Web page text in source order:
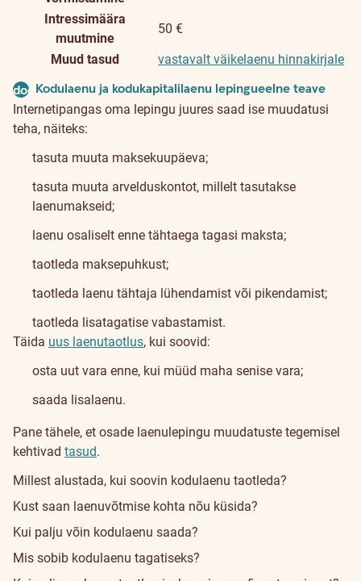
Intressimäära
muutmine
50 €
Muud tasud
vastavalt väikelaenu hinnakirjale
document
Kodulaenu ja kodukapitalilaenu lepingueelne teave
Internetipangas oma lepingu juures saad ise muudatusi
teha, näiteks:
tasuta muuta maksekuupäeva;
tasuta muuta arvelduskontot, millelt tasutakse
laenumakseid;
laenu osaliselt enne tähtaega tagasi maksta;
taotleda maksepuhkust;
taotleda laenu tähtaja lühendamist või pikendamist;
taotleda lisatagatise vabastamist.
Täida uus laenutaotlus, kui soovid:
osta uut vara enne, kui müüd maha senise vara;
saada lisalaenu.
Pane tähele, et osade laenulepingu muudatuste tegemisel
kehtivad tasud.
Millest alustada, kui soovin kodulaenu taotleda?
Kust saan laenuvõtmise kohta nõu küsida?
Kui palju võin kodulaenu saada?
Mis sobib kodulaenu tagatiseks?